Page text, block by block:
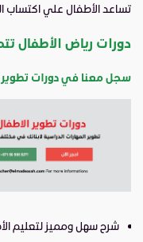
تساعد الأطفال علي اكتساب
دورات رياض الأطفال
سجل معنا في دورات تطوير
شرح سهل ومميز لتعليم